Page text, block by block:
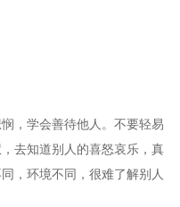
，学会善待他人。不要轻易
去知道别人的喜怒哀乐，真
，环境不同，很难了解别人